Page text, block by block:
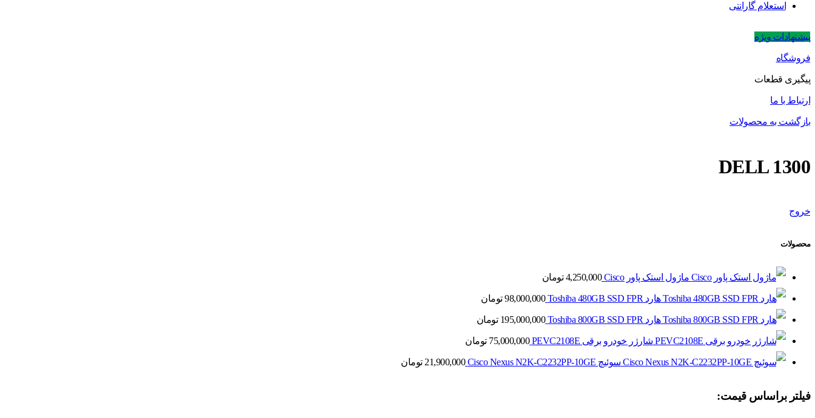
استعلام گارانتی
پیشنهادات ویژه
فروشگاه
پیگیری قطعات
ارتباط با ما
بازگشت به محصولات
DELL 1300
خروج
محصولات
ماژول استک پاور Cisco 4,250,000 تومان
هارد Toshiba 480GB SSD FPR 98,000,000 تومان
هارد Toshiba 800GB SSD FPR 195,000,000 تومان
شارژر خودرو برقی PEVC2108E 75,000,000 تومان
سوئیچ Cisco Nexus N2K-C2232PP-10GE 21,900,000 تومان
فیلتر براساس قیمت: